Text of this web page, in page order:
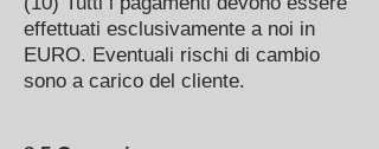
effettuati esclusivamente a noi in
EURO. Eventuali rischi di cambio
sono a carico del cliente.